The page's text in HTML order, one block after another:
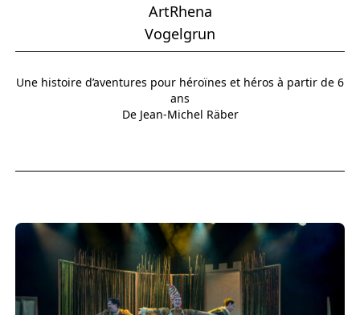
ArtRhena
Vogelgrun
Une histoire d’aventures pour héroïnes et héros à partir de 6
ans
De Jean-Michel Räber